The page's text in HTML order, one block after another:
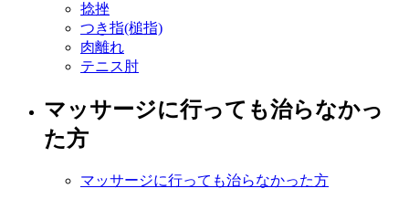
捻挫
つき指(槌指)
肉離れ
テニス肘
マッサージに行っても治らなかっ
た方
マッサージに行っても治らなかった方